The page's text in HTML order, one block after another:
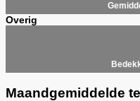
Overig
Maandgemiddelde